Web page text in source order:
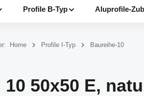
Profile B-Typ Aluprofile-
Home Profile I-Typ Baureihe-10
50x50 E,